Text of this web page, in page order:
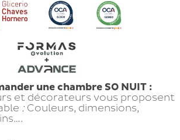
une chambre SO NUIT :
et décorateurs vous proposent
: Couleurs, dimensions,